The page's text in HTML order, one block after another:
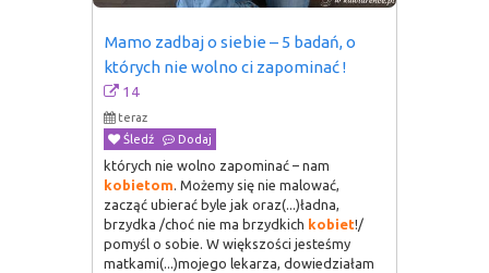
Mamo zadbaj o siebie – 5 badań, o
których nie wolno ci zapominać !
14
teraz
Śledź
Dodaj
których nie wolno zapominać – nam
kobietom. Możemy się nie malować,
zacząć ubierać byle jak oraz(...)ładna,
brzydka /choć nie ma brzydkich kobiet!/
pomyśl o sobie. W większości jesteśmy
matkami(...)mojego lekarza, dowiedziałam